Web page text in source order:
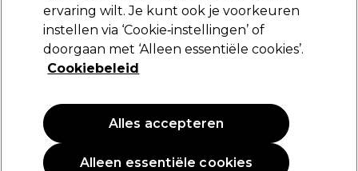
ASP Nagelvijl Zebra 180/180 12 st
19,25 €
ervaring wilt. Je kunt ook je voorkeuren
instellen via ‘Cookie‑instellingen’ of
doorgaan met ‘Alleen essentiële cookies’.
Cookiebeleid
Alleen essentiële cookies
Alles accepteren